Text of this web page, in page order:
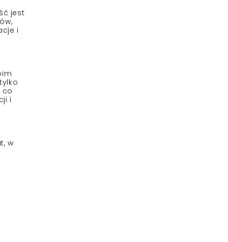
jest
i
co
i
w